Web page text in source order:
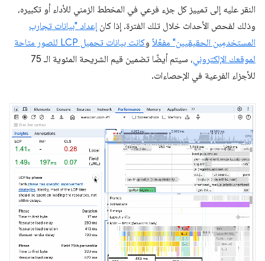
النقر عليه إلى تمييز كل جزء فرعي في المخطط الزمني للأداء أو تكبيره،
وذلك لفحص الأحداث خلال تلك الفترة. إذا كان إعداد "بيانات تجارب
المستخدمِين الحقيقيين" مفعّلاً و
كانت بيانات تحميل LCP للصور متاحة
لموقعك الإلكتروني
، سيتم أيضًا تضمين قيم الشريحة المئوية الـ 75
للأجزاء الفرعية في الإحصاءات.